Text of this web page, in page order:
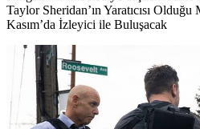
Taylor Sheridan’ın Yaratıcısı
Kasım’da İzleyici ile Buluşacak